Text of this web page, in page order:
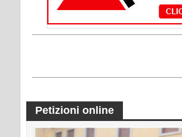
Petizioni online